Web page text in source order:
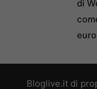
di
Bloglive.it di